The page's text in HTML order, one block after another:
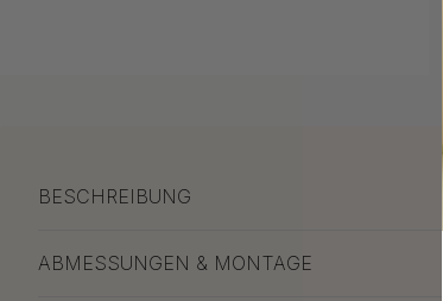
BESCHREIBUNG
ABMESSUNGEN & MONTAGE